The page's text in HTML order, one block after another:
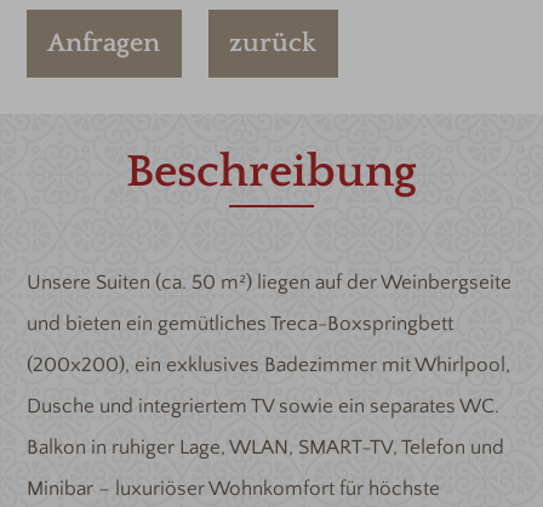
Anfragen zurück
Beschreibung
Unsere Suiten (ca. 50 m²) liegen auf der Weinbergseite
und bieten ein gemütliches Treca-Boxspringbett
(200x200), ein exklusives Badezimmer mit Whirlpool,
Dusche und integriertem TV sowie ein separates WC.
Balkon in ruhiger Lage, WLAN, SMART-TV, Telefon und
Minibar – luxuriöser Wohnkomfort für höchste